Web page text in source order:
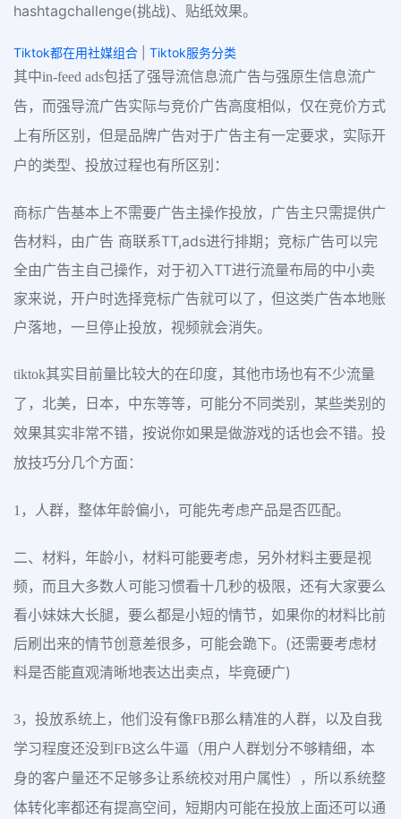
hashtagchallenge(挑战)、贴纸效果。
Tiktok都在用社媒组合
Tiktok服务分类
其中in-feed ads包括了强导流信息流广告与强原生信息流广
告，而强导流广告实际与竞价广告高度相似，仅在竞价方式
上有所区别，但是品牌广告对于广告主有一定要求，实际开
户的类型、投放过程也有所区别：
商标广告基本上不需要广告主操作投放，广告主只需提供广
告材料，由广告 商联系TT,ads进行排期；竞标广告可以完
全由广告主自己操作，对于初入TT进行流量布局的中小卖
家来说，开户时选择竞标广告就可以了，但这类广告本地账
户落地，一旦停止投放，视频就会消失。
tiktok其实目前量比较大的在印度，其他市场也有不少流量
了，北美，日本，中东等等，可能分不同类别，某些类别的
效果其实非常不错，按说你如果是做游戏的话也会不错。投
放技巧分几个方面：
1，人群，整体年龄偏小，可能先考虑产品是否匹配。
二、材料，年龄小，材料可能要考虑，另外材料主要是视
频，而且大多数人可能习惯看十几秒的极限，还有大家要么
看小妹妹大长腿，要么都是小短的情节，如果你的材料比前
后刷出来的情节创意差很多，可能会跪下。(还需要考虑材
料是否能直观清晰地表达出卖点，毕竟硬广)
3，投放系统上，他们没有像FB那么精准的人群，以及自我
学习程度还没到FB这么牛逼（用户人群划分不够精细，本
身的客户量还不足够多让系统校对用户属性），所以系统整
体转化率都还有提高空间，短期内可能在投放上面还可以通